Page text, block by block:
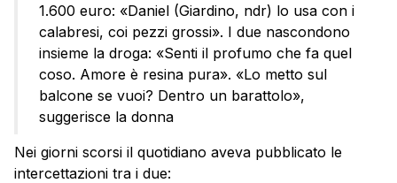
1.600 euro: «Daniel (Giardino, ndr) lo usa con i
calabresi, coi pezzi grossi». I due nascondono
insieme la droga: «Senti il profumo che fa quel
coso. Amore è resina pura». «Lo metto sul
balcone se vuoi? Dentro un barattolo»,
suggerisce la donna
Nei giorni scorsi il quotidiano aveva pubblicato le
intercettazioni tra i due: